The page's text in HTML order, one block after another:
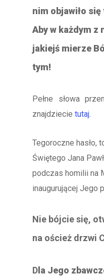
nim objawiło
Aby w każdym z
jakiejś mierze
tym!
Pełne słowa
znajdziecie tutaj.
Tegoroczne hasło,
Świętego Jana
podczas homilii na
inaugurującej Jego
Nie bójcie się,
na oścież drzwi
D la Jego